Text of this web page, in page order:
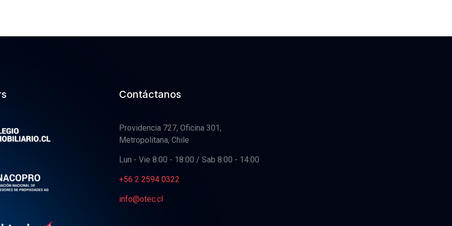
Contáctanos
Providencia 727, Oficina 301,
Metropolitana, Chile
Lun - Vie 8:00 - 18:00 / Sab 8:00 - 14:00
+56 2 2594 0322
info@otec.cl